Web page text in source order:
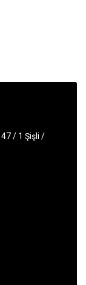
47 / 1 Şişli /